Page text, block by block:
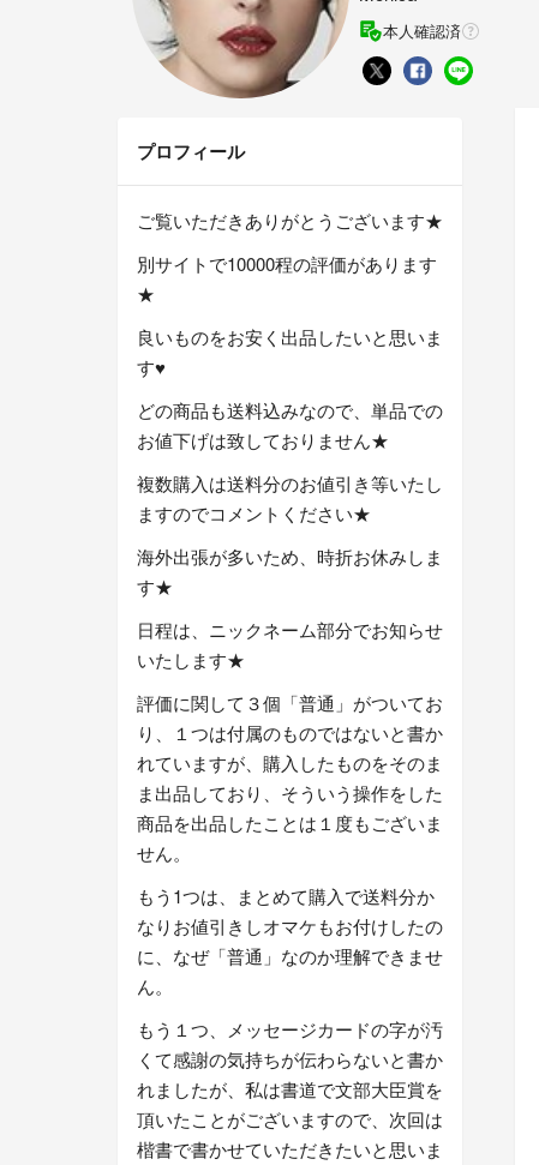
本人確認済
プロフィール
ご覧いただきありがとうございます★
別サイトで10000程の評価があります
★
良いものをお安く出品したいと思いま
す♥
どの商品も送料込みなので、単品での
お値下げは致しておりません★
複数購入は送料分のお値引き等いたし
ますのでコメントください★
海外出張が多いため、時折お休みしま
す★
日程は、ニックネーム部分でお知らせ
いたします★
評価に関して３個「普通」がついてお
り、１つは付属のものではないと書か
れていますが、購入したものをそのま
ま出品しており、そういう操作をした
商品を出品したことは１度もございま
せん。
もう1つは、まとめて購入で送料分か
なりお値引きしオマケもお付けしたの
に、なぜ「普通」なのか理解できませ
ん。
もう１つ、メッセージカードの字が汚
くて感謝の気持ちが伝わらないと書か
れましたが、私は書道で文部大臣賞を
頂いたことがございますので、次回は
楷書で書かせていただきたいと思いま